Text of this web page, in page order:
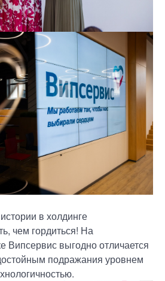
в холдинге
чем гордиться! На
Випсервис выгодно отличается
подражания уровнем